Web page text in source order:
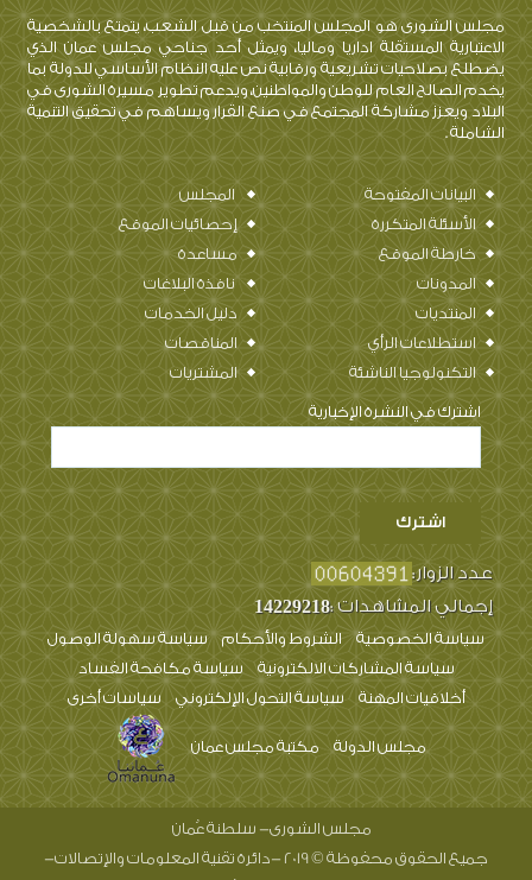
مجلس الشورى هو المجلس المنتخب من قبل الشعب، يتمتع بالشخصية
الاعتبارية المستقلة اداريا وماليا، ويمثل أحد جناحي مجلس عمان الذي
يضطلع بصلاحيات تشريعية ورقابية نص عليه النظام الأساسي للدولة بما
يخدم الصالح العام للوطن والمواطنين، ويدعم تطوير مسيرة الشورى في
البلاد ويعزز مشاركة المجتمع في صنع القرار ويساهم في تحقيق التنمية
الشاملة .
المجلس
البيانات المفتوحة
إحصائيات الموقع
الأسئلة المتكررة
مساعدة
خارطة الموقع
نافذة البلاغات
المدونات
دليل الخدمات
المنتديات
المناقصات
استطلاعات الرأي
المشتريات
التكنولوجيا الناشئة
اشترك في النشرة الإخبارية
عدد الزوار:
إجمالي المشاهدات :14229218
سياسة الخصوصية الشروط والأحكام
سياسة سهولة الوصول
سياسة المشاركات الالكترونية
سياسة مكافحة الفساد
أخلاقيات المهنة
سياسة التحول الإلكتروني سياسات أخرى
مجلس الدولة مكتبة مجلس عمان
مجلس الشورى- سلطنة عُمان
جميع الحقوق محفوظة © 2019 -دائرة تقنية المعلومات والإتصالات-